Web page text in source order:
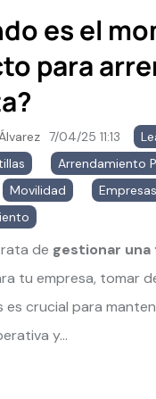
es el
para
7/04/25 11:13
Arrendamiento
Movilidad Empresas
de gestionar
tu empresa, tomar
crucial para
y...